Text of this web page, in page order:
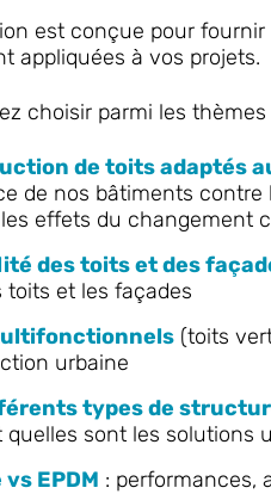
est conçue pour
appliquées à vos projets.
choisir parmi les
de toits adaptés
de nos bâtiments
effets du changement
des toits et des
toits et les façades
(toits
urbaine
types de
quelles sont les solutions
EPDM : performances,